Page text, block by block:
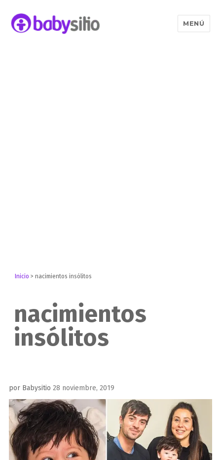
MENÚ
Inicio >nacimientos insólitos
nacimientos
insólitos
por Babysitio Publicado
el
28 noviembre, 2019